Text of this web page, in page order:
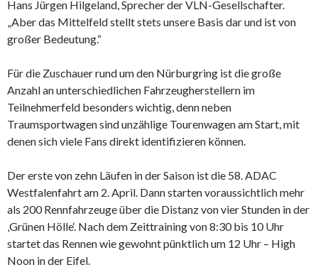
Hans Jürgen Hilgeland, Sprecher der VLN-Gesellschafter.
„Aber das Mittelfeld stellt stets unsere Basis dar und ist von
großer Bedeutung.“
Für die Zuschauer rund um den Nürburgring ist die große
Anzahl an unterschiedlichen Fahrzeugherstellern im
Teilnehmerfeld besonders wichtig, denn neben
Traumsportwagen sind unzählige Tourenwagen am Start, mit
denen sich viele Fans direkt identifizieren können.
Der erste von zehn Läufen in der Saison ist die 58. ADAC
Westfalenfahrt am 2. April. Dann starten voraussichtlich mehr
als 200 Rennfahrzeuge über die Distanz von vier Stunden in der
‚Grünen Hölle‘. Nach dem Zeittraining von 8:30 bis 10 Uhr
startet das Rennen wie gewohnt pünktlich um 12 Uhr – High
Noon in der Eifel.